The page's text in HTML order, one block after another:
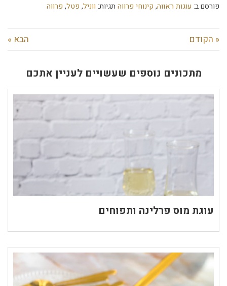
פורסם ב: עוגות ראווה, קינוחי פרווה תגיות: ווניל, פטל, פרווה
« הקודם הבא »
מתכונים נוספים שעשויים לעניין אתכם
עוגת מוס פרלינה ותפוחים